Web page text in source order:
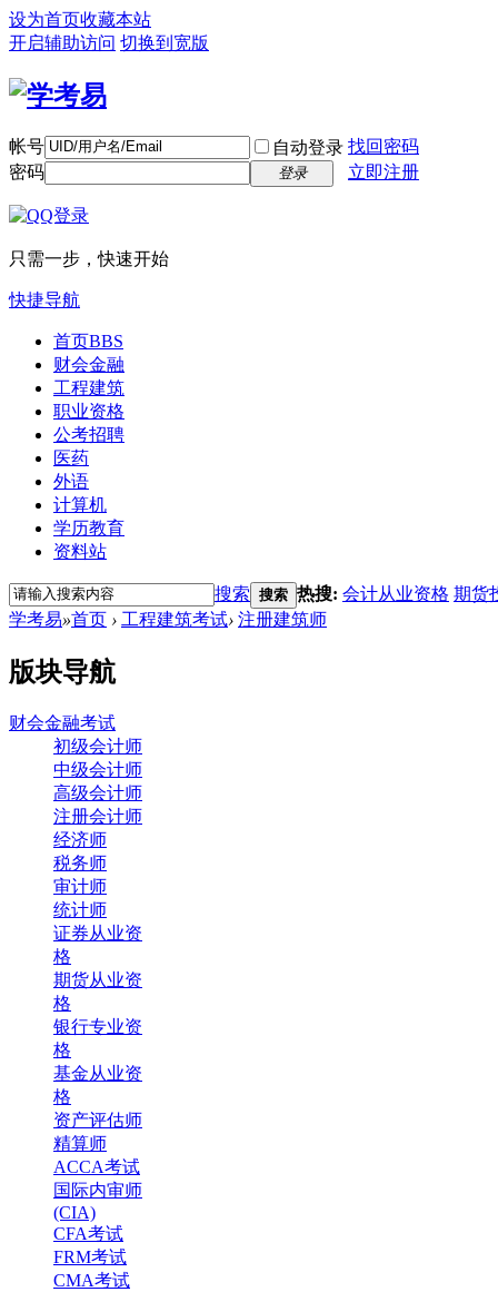
设为首页收藏本站
开启辅助访问 切换到宽版
帐号 自动登录 找回密码
密码
登录 立即注册
只需一步，快速开始
快捷导航
首页BBS
财会金融
工程建筑
职业资格
公考招聘
医药
外语
计算机
学历教育
资料站
搜索 搜索 热搜: 会计从业资格 期货
学考易»首页 › 工程建筑考试› 注册建筑师
版块导航
财会金融考试
初级会计师
中级会计师
高级会计师
注册会计师
经济师
税务师
审计师
统计师
证券从业资
格
期货从业资
格
银行专业资
格
基金从业资
格
资产评估师
精算师
ACCA考试
国际内审师
(CIA)
CFA考试
FRM考试
CMA考试